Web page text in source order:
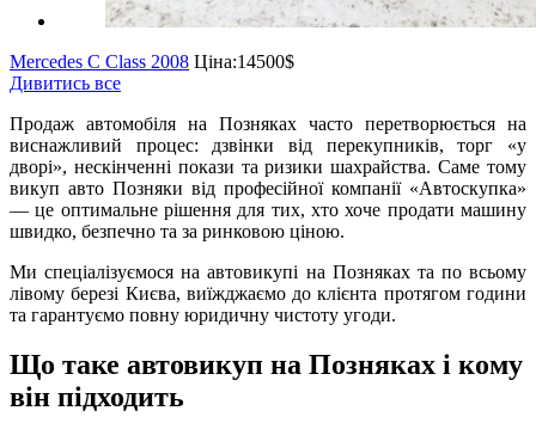
Mercedes C Class 2008 Ціна:14500$
Дивитись все
Продаж автомобіля на Позняках часто перетворюється на
виснажливий процес: дзвінки від перекупників, торг «у
дворі», нескінченні покази та ризики шахрайства. Саме тому
викуп авто Позняки від професійної компанії «Автоскупка»
— це оптимальне рішення для тих, хто хоче продати машину
швидко, безпечно та за ринковою ціною.
Ми спеціалізуємося на автовикупі на Позняках та по всьому
лівому березі Києва, виїжджаємо до клієнта протягом години
та гарантуємо повну юридичну чистоту угоди.
Що таке автовикуп на Позняках і кому
він підходить